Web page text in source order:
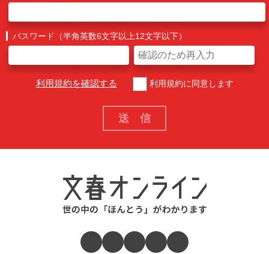
パスワード（半角英数6文字以上12文字以下）
利用規約を確認する 利用規約に同意します